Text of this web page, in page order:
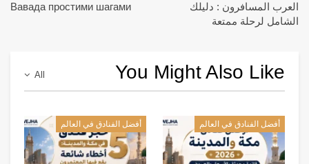
العرب المسافرون : دليلك
الشامل لرحلة ممتعة
Вавада простими шагами
All You Might Also Like
أفضل الفنادق في العالم أفضل الفنادق في العالم